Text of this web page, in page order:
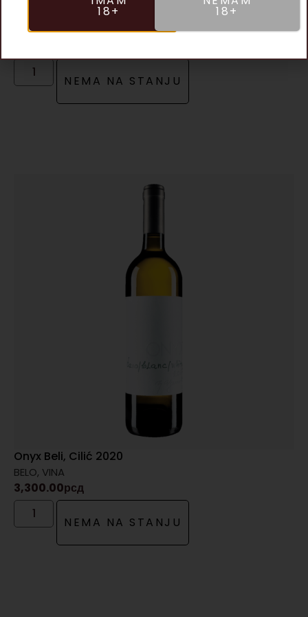
BELO,VINA
NEMA NA STANJU
Onyx Beli, Cilić 2020
BELO, VINA
3,300.00рсд
NEMA NA STANJU
18+ 18+